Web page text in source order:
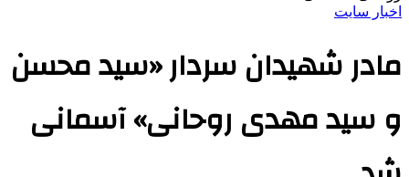
اخبار سایت
مادر شهیدان سردار «سید محسن
و سید مهدی روحانی» آسمانی